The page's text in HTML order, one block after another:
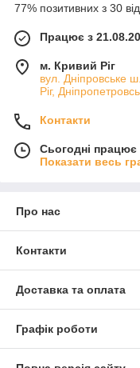
77% позитивних з 30
Працює з
м. Кривий Ріг
вул. Дніпровське
Ріг,
Контакти
Сьогодні працює
Показати весь
Про нас
Контакти
Доставка та оплата
Графік роботи